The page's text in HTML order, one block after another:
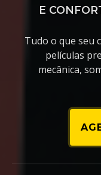
E
Tudo o que seu
películas
mecânica,